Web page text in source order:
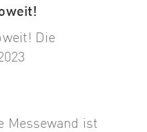
Die
Messewand ist